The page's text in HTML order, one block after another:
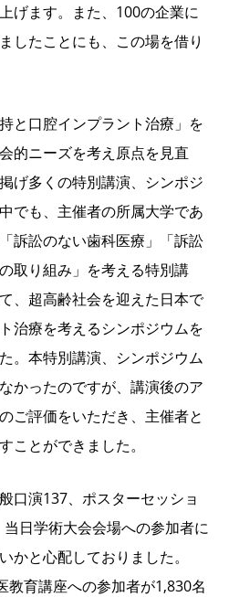
げます。また、100の企業に
したことにも、この場を借り
と口腔インプラント治療」を
的ニーズを考え原点を見直
げ多くの特別講演、シンポジ
でも、主催者の所属大学であ
訴訟のない歯科医療」「訴訟
取り組み」を考える特別講
、超高齢社会を迎えた日本で
治療を考えるシンポジウムを
。本特別講演、シンポジウム
かったのですが、講演後のア
ご評価をいただき、主催者と
ことができました。
口演137、ポスターセッショ
日学術大会会場への参加者に
かと心配しておりました。
教育講座への参加者が1,830名